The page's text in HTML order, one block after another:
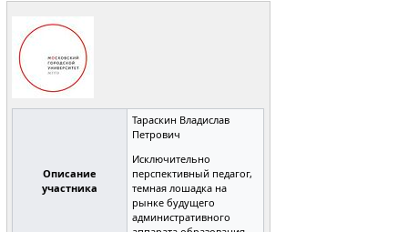
Описание
участника
Тараскин Владислав
Петрович
Исключительно
перспективный педагог,
темная лошадка на
рынке будущего
административного